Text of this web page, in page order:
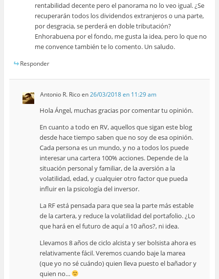
rentabilidad decente pero el panorama no lo veo igual. ¿Se
recuperarán todos los dividendos extranjeros o una parte,
por desgracia, se perderá en doble tributación?
Enhorabuena por el fondo, me gusta la idea, pero lo que no
me convence también te lo comento. Un saludo.
Responder
Antonio R. Ricoen26/03/2018 en 11:29 am
Hola Ángel, muchas gracias por comentar tu opinión.
En cuanto a todo en RV, aquellos que sigan este blog
desde hace tiempo saben que no soy de esa opinión.
Cada persona es un mundo, y no a todos los puede
interesar una cartera 100% acciones. Depende de la
situación personal y familiar, de la aversión a la
volatilidad, edad, y cualquier otro factor que pueda
influir en la psicología del inversor.
La RF está pensada para que sea la parte más estable
de la cartera, y reduce la volatilidad del portafolio. ¿Lo
que hará en el futuro de aquí a 10 años?, ni idea.
Llevamos 8 años de ciclo alcista y ser bolsista ahora es
relativamente fácil. Veremos cuando baje la marea
(que yo no sé cuándo) quien lleva puesto el bañador y
quien no…